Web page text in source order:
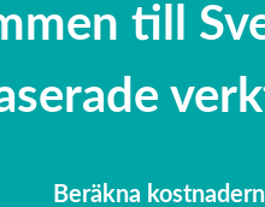
till
Beräkna